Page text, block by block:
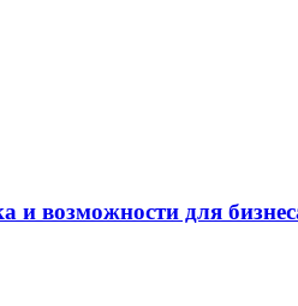
и возможности для